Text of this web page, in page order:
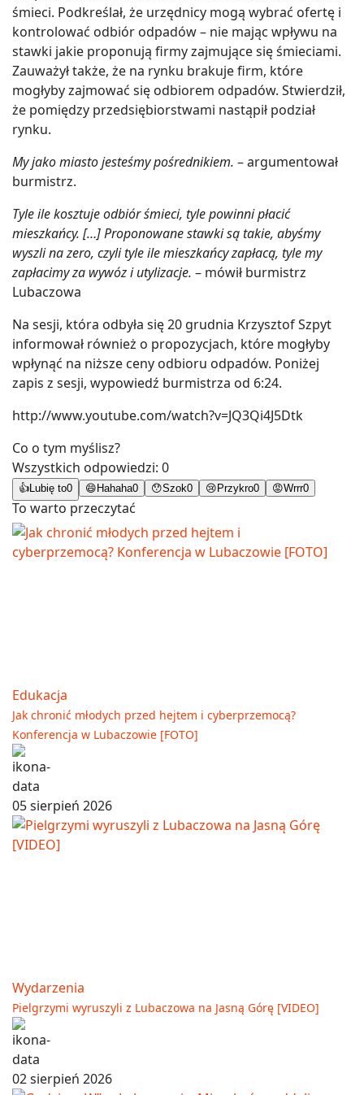
śmieci. Podkreślał, że urzędnicy mogą wybrać ofertę i
kontrolować odbiór odpadów – nie mając wpływu na
stawki jakie proponują firmy zajmujące się śmieciami.
Zauważył także, że na rynku brakuje firm, które
mogłyby zajmować się odbiorem odpadów. Stwierdził,
że pomiędzy przedsiębiorstwami nastąpił podział
rynku.
My jako miasto jesteśmy pośrednikiem. – argumentował
burmistrz.
Tyle ile kosztuje odbiór śmieci, tyle powinni płacić
mieszkańcy. […] Proponowane stawki są takie, abyśmy
wyszli na zero, czyli tyle ile mieszkańcy zapłacą, tyle my
zapłacimy za wywóz i utylizacje. – mówił burmistrz
Lubaczowa
Na sesji, która odbyła się 20 grudnia Krzysztof Szpyt
informował również o propozycjach, które mogłyby
wpłynąć na niższe ceny odbioru odpadów. Poniżej
zapis z sesji, wypowiedź burmistrza od 6:24.
http://www.youtube.com/watch?v=JQ3Qi4J5Dtk
Co o tym myślisz?
Wszystkich odpowiedzi: 0
👍 Lubię to0 😄 Hahaha0 😯Szok0 😢 Przykro0 😡Wrrr0
To warto przeczytać
Edukacja
Jak chronić młodych przed hejtem i cyberprzemocą?
Konferencja w Lubaczowie [FOTO]
05 sierpień 2026
Wydarzenia
Pielgrzymi wyruszyli z Lubaczowa na Jasną Górę [VIDEO]
02 sierpień 2026